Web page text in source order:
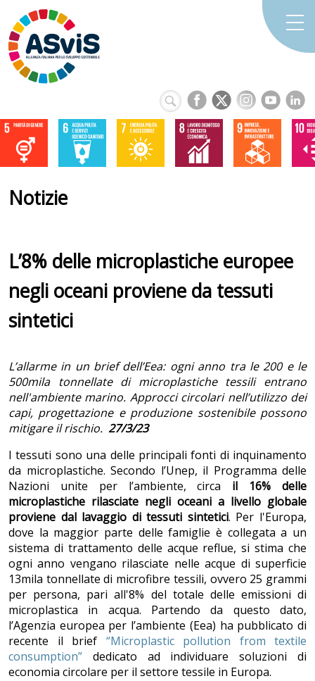
Notizie
L’8% delle microplastiche europee
negli oceani proviene da tessuti
sintetici
L’allarme in un brief dell’Eea: ogni anno tra le 200 e le
500mila tonnellate di microplastiche tessili entrano
nell'ambiente marino. Approcci circolari nell’utilizzo dei
capi, progettazione e produzione sostenibile possono
mitigare il rischio. 27/3/23
I tessuti sono una delle principali fonti di inquinamento
da microplastiche. Secondo l’Unep, il Programma delle
Nazioni unite per l’ambiente, circa il 16% delle
microplastiche rilasciate negli oceani a livello globale
proviene dal lavaggio di tessuti sintetici. Per l'Europa,
dove la maggior parte delle famiglie è collegata a un
sistema di trattamento delle acque reflue, si stima che
ogni anno vengano rilasciate nelle acque di superficie
13mila tonnellate di microfibre tessili, ovvero 25 grammi
per persona, pari all'8% del totale delle emissioni di
microplastica in acqua. Partendo da questo dato,
l’Agenzia europea per l’ambiente (Eea) ha pubblicato di
recente il brief “Microplastic pollution from textile
consumption” dedicato ad individuare soluzioni di
economia circolare per il settore tessile in Europa.